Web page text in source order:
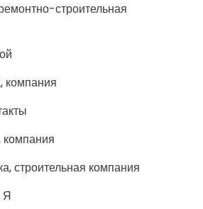
строительная
компания
компания
строительная компания
Я